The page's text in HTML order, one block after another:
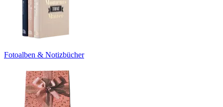
Fotoalben & Notizbücher